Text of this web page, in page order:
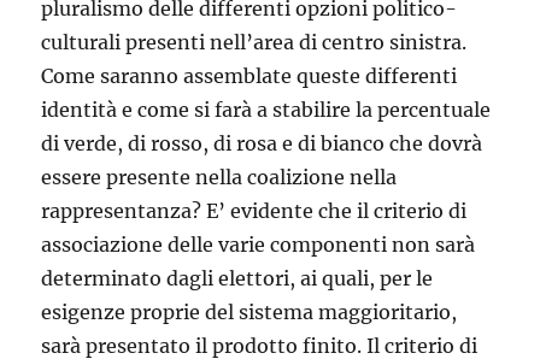
pluralismo delle differenti opzioni politico-
culturali presenti nell’area di centro sinistra.
Come saranno assemblate queste differenti
identità e come si farà a stabilire la percentuale
di verde, di rosso, di rosa e di bianco che dovrà
essere presente nella coalizione nella
rappresentanza? E’ evidente che il criterio di
associazione delle varie componenti non sarà
determinato dagli elettori, ai quali, per le
esigenze proprie del sistema maggioritario,
sarà presentato il prodotto finito. Il criterio di